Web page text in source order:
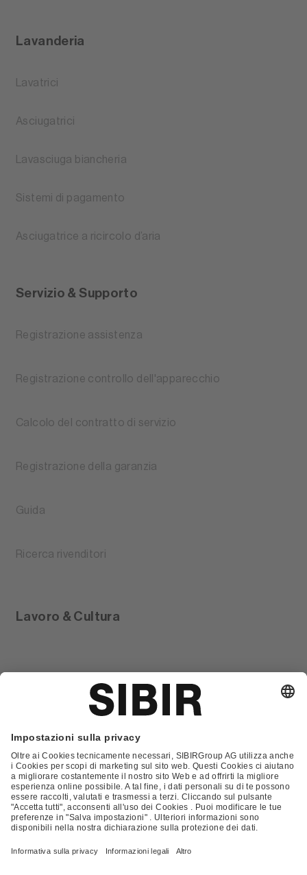
Lavanderia
Lavatrici
Asciugatrici
Lavasciuga biancheria
Sistemi di pagamento
Asciugatrice a ricircolo d’aria
Servizio & Supporto
Registrazione assistenza
Registrazione controllo dell'apparecchio
Calcolo del contratto di servizio
Registrazione della garanzia
Guida
Ricerca rivenditori
Lavoro & Cultura
Contatto
FAQ
Condizioni Generali di Contratto